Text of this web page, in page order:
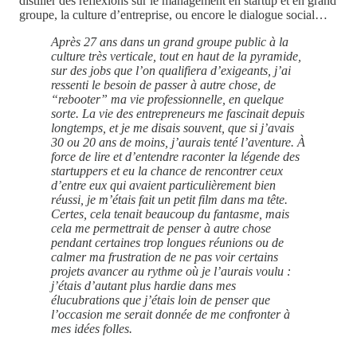
groupe, la culture d’entreprise, ou encore le dialogue social…
Après 27 ans dans un grand groupe public à la
culture très verticale, tout en haut de la pyramide,
sur des jobs que l’on qualifiera d’exigeants, j’ai
ressenti le besoin de passer à autre chose, de
“rebooter” ma vie professionnelle, en quelque
sorte. La vie des entrepreneurs me fascinait depuis
longtemps, et je me disais souvent, que si j’avais
30 ou 20 ans de moins, j’aurais tenté l’aventure. À
force de lire et d’entendre raconter la légende des
startuppers et eu la chance de rencontrer ceux
d’entre eux qui avaient particulièrement bien
réussi, je m’étais fait un petit film dans ma tête.
Certes, cela tenait beaucoup du fantasme, mais
cela me permettrait de penser à autre chose
pendant certaines trop longues réunions ou de
calmer ma frustration de ne pas voir certains
projets avancer au rythme où je l’aurais voulu :
j’étais d’autant plus hardie dans mes
élucubrations que j’étais loin de penser que
l’occasion me serait donnée de me confronter à
mes idées folles.